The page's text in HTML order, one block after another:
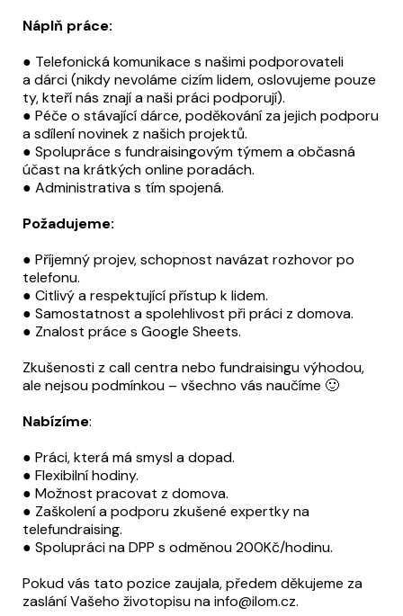
Náplň práce:
● Telefonická komunikace s našimi podporovateli
a dárci (nikdy nevoláme cizím lidem, oslovujeme pouze
ty, kteří nás znají a naši práci podporují).
● Péče o stávající dárce, poděkování za jejich podporu
a sdílení novinek z našich projektů.
● Spolupráce s fundraisingovým týmem a občasná
účast na krátkých online poradách.
● Administrativa s tím spojená.
Požadujeme:
● Příjemný projev, schopnost navázat rozhovor po
telefonu.
● Citlivý a respektující přístup k lidem.
● Samostatnost a spolehlivost při práci z domova.
● Znalost práce s Google Sheets.
Zkušenosti z call centra nebo fundraisingu výhodou,
ale nejsou podmínkou – všechno vás naučíme 🙂
Nabízíme:
● Práci, která má smysl a dopad.
● Flexibilní hodiny.
● Možnost pracovat z domova.
● Zaškolení a podporu zkušené expertky na
telefundraising.
● Spolupráci na DPP s odměnou 200Kč/hodinu.
Pokud vás tato pozice zaujala, předem děkujeme za
zaslání Vašeho životopisu na info@ilom.cz.